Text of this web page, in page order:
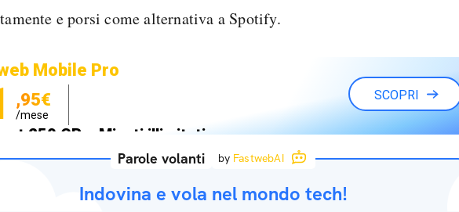
e porsi come alternativa a Spotify.
Mobile Pro
,95€
/mese
250 GB e Minuti illimitati
SIM GRATIS
SCOPRI
Parole volanti by FastwebAI
Indovina e vola nel mondo tech!